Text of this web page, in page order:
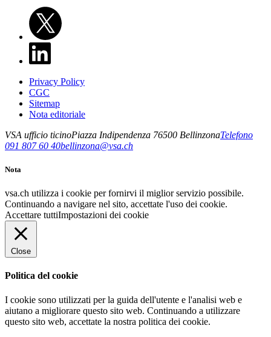
Privacy Policy
CGC
Sitemap
Nota editoriale
VSA ufficio ticinoPiazza Indipendenza 76500 BellinzonaTelefono
091 807 60 40bellinzona@vsa.ch
Nota
vsa.ch utilizza i cookie per fornirvi il miglior servizio possibile.
Continuando a navigare nel sito, accettate l'uso dei cookie.
Accettare tuttiImpostazioni dei cookie
Close
Politica del cookie
I cookie sono utilizzati per la guida dell'utente e l'analisi web e
aiutano a migliorare questo sito web. Continuando a utilizzare
questo sito web, accettate la nostra politica dei cookie.